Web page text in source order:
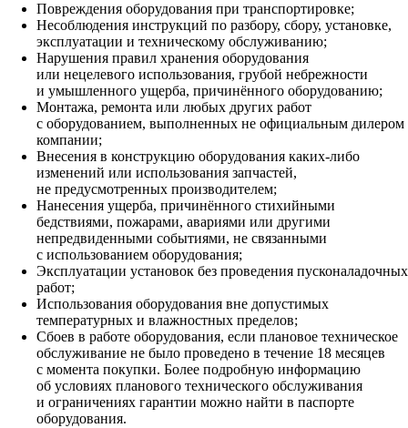
Повреждения оборудования при транспортировке;
Несоблюдения инструкций по разбору, сбору, установке,
эксплуатации и техническому обслуживанию;
Нарушения правил хранения оборудования
или нецелевого использования, грубой небрежности
и умышленного ущерба, причинённого оборудованию;
Монтажа, ремонта или любых других работ
с оборудованием, выполненных не официальным дилером
компании;
Внесения в конструкцию оборудования каких‑либо
изменений или использования запчастей,
не предусмотренных производителем;
Нанесения ущерба, причинённого стихийными
бедствиями, пожарами, авариями или другими
непредвиденными событиями, не связанными
с использованием оборудования;
Эксплуатации установок без проведения пусконаладочных
работ;
Использования оборудования вне допустимых
температурных и влажностных пределов;
Сбоев в работе оборудования, если плановое техническое
обслуживание не было проведено в течение 18 месяцев
с момента покупки. Более подробную информацию
об условиях планового технического обслуживания
и ограничениях гарантии можно найти в паспорте
оборудования.